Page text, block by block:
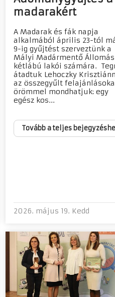
madarakért
A Madarak és fák napja
alkalmából április 23-tól
9-ig gyűjtést szerveztünk a
Mályi Madármentő Állomás
kétlábú lakói számára.
átadtuk Lehoczky
az összegyűlt
örömmel mondhatjuk: egy
egész kos...
Tovább a teljes
2026. május 19. Kedd